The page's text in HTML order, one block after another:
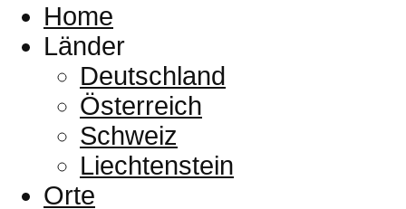
Home
Länder
Deutschland
Österreich
Schweiz
Liechtenstein
Orte